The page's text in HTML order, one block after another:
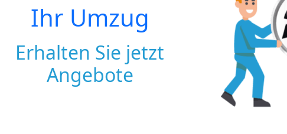
Ihr Umzug
Erhalten Sie jetzt
Angebote